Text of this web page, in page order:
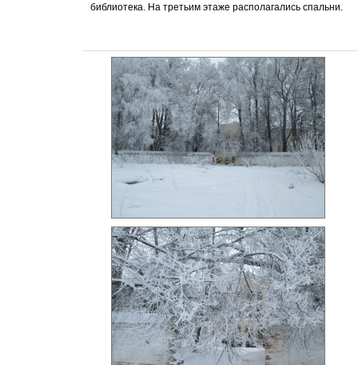
библиотека. На третьим этаже располагались спальни.